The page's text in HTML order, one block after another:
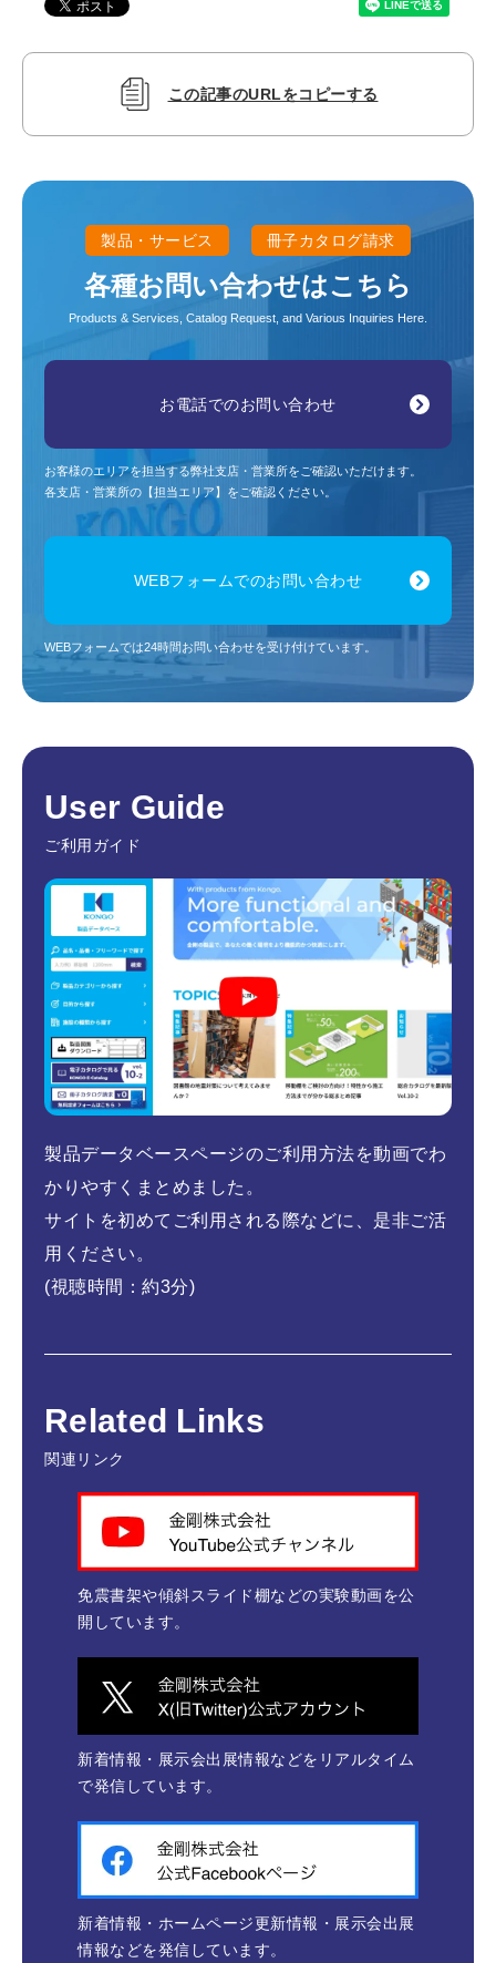
この記事のURLをコピーする
製品・サービス 冊子カタログ請求
各種お問い合わせはこちら
Products & Services, Catalog Request, and Various Inquiries Here.
お電話でのお問い合わせ
お客様のエリアを担当する弊社支店・営業所をご確認いただけます。
各支店・営業所の【担当エリア】をご確認ください。
WEBフォームでのお問い合わせ
WEBフォームでは24時間お問い合わせを受け付けています。
User Guide
ご利用ガイド
製品データベースページのご利用方法を動画でわ
かりやすくまとめました。
サイトを初めてご利用される際などに、是非ご活
用ください。
(視聴時間：約3分)
Related Links
関連リンク
免震書架や傾斜スライド棚などの実験動画を公
開しています。
新着情報・展示会出展情報などをリアルタイム
で発信しています。
新着情報・ホームページ更新情報・展示会出展
情報などを発信しています。